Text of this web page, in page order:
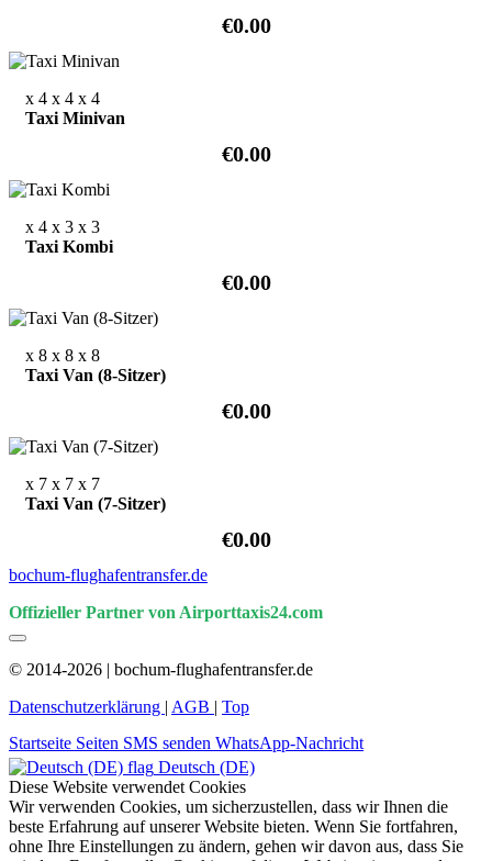
€0.00
x 4 x 4 x 4
Taxi Minivan
€0.00
x 4 x 3 x 3
Taxi Kombi
€0.00
x 8 x 8 x 8
Taxi Van (8-Sitzer)
€0.00
x 7 x 7 x 7
Taxi Van (7-Sitzer)
€0.00
bochum-flughafentransfer.de
Offizieller Partner von Airporttaxis24.com
© 2014-2026 | bochum-flughafentransfer.de
Datenschutzerklärung | AGB | Top
Startseite Seiten SMS senden WhatsApp-Nachricht
Deutsch (DE)
Diese Website verwendet Cookies
Wir verwenden Cookies, um sicherzustellen, dass wir Ihnen die
beste Erfahrung auf unserer Website bieten. Wenn Sie fortfahren,
ohne Ihre Einstellungen zu ändern, gehen wir davon aus, dass Sie